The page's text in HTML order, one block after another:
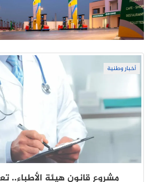
أخبار وطنية
مشروع قانون هيئة الأطباء..